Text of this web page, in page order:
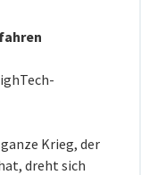
Krieg, der
dreht sich